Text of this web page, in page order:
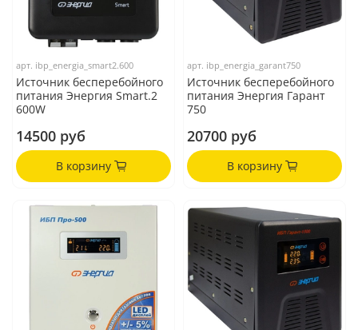
арт. ibp_energia_smart2.600
Источник бесперебойного
питания Энергия Smart.2
600W
14500 руб
В корзину
арт. ibp_energia_garant750
Источник бесперебойного
питания Энергия Гарант
750
20700 руб
В корзину